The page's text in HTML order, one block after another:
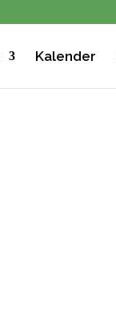
Kalender